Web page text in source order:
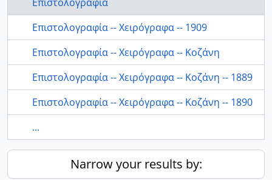
Επιστολογραφία -- Χειρόγραφα -- 1909
Επιστολογραφία -- Χειρόγραφα -- Κοζάνη
Επιστολογραφία -- Χειρόγραφα -- Κοζάνη -- 1889
Επιστολογραφία -- Χειρόγραφα -- Κοζάνη -- 1890
...
Narrow your results by: